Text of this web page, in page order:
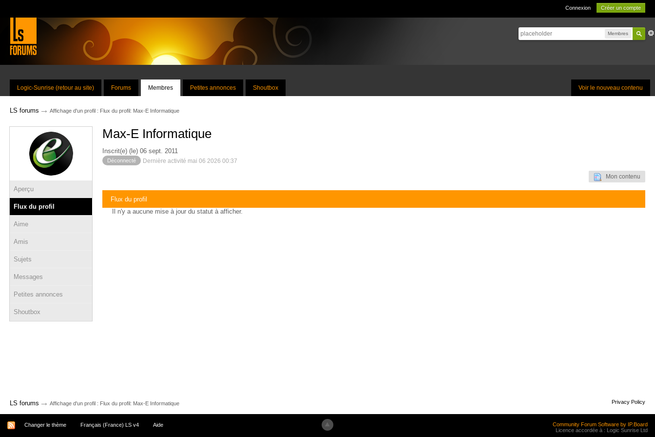
Connexion Créer un compte
Membres
Voir le nouveau contenu
Logic-Sunrise (retour au site) Forums Membres Petites annonces Shoutbox
LS forums → Affichage d'un profil : Flux du profil: Max-E Informatique
Aperçu
Flux du profil
Aime
Amis
Sujets
Messages
Petites annonces
Shoutbox
Max-E Informatique
Inscrit(e) (le) 06 sept. 2011
Déconnecté Dernière activité mai 06 2026 00:37
Mon contenu
Flux du profil
Il n'y a aucune mise à jour du statut à afficher.
LS forums → Affichage d'un profil : Flux du profil: Max-E Informatique Privacy Policy
Changer le thème Français (France) LS v4 Aide
Community Forum Software by IP.Board
Licence accordée à : Logic Sunrise Ltd